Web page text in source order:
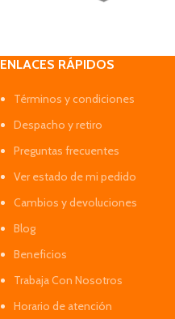
ENLACES RÁPIDOS
Términos y condiciones
Despacho y retiro
Preguntas frecuentes
Ver estado de mi pedido
Cambios y devoluciones
Blog
Beneficios
Trabaja Con Nosotros
Horario de atención